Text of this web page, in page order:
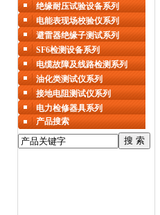
绝缘耐压试验设备系列
电能表现场校验仪系列
避雷器绝缘子测试系列
SF6检测设备系列
电缆故障及线路检测系列
油化类测试仪系列
接地电阻测试仪系列
电力检修器具系列
产品搜索